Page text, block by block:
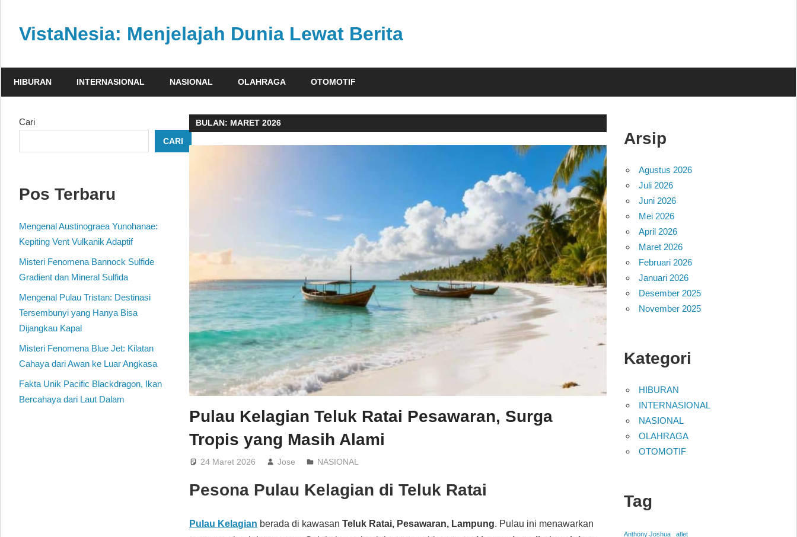
contentVistaNesia: Menjelajah Dunia Lewat Berita
dan
dalam
platform
HIBURAN INTERNASIONAL NASIONAL OLAHRAGA OTOMOTIF
BULAN: MARET 2026
Pulau Kelagian Teluk Ratai Pesawaran, Surga
Tropis yang Masih Alami
24 Maret 2026 Jose NASIONAL
Pesona Pulau Kelagian di Teluk Ratai
Pulau Kelagian berada di kawasanTeluk Ratai, Pesawaran, Lampung. Pulau ini menawarkan
Cari
CARI
Pos Terbaru
Mengenal Austinograea Yunohanae:
Kepiting Vent Vulkanik Adaptif
Misteri Fenomena Bannock Sulfide
Gradient dan Mineral Sulfida
Mengenal Pulau Tristan: Destinasi
Tersembunyi yang Hanya Bisa
Dijangkau Kapal
Misteri Fenomena Blue Jet: Kilatan
Cahaya dari Awan ke Luar Angkasa
Fakta Unik Pacific Blackdragon, Ikan
Bercahaya dari Laut Dalam
Arsip
Agustus 2026
Juli 2026
Juni 2026
Mei 2026
April 2026
Maret 2026
Februari 2026
Januari 2026
Desember 2025
November 2025
Kategori
HIBURAN
INTERNASIONAL
NASIONAL
OLAHRAGA
OTOMOTIF
Tag
Anthony Joshua atlet